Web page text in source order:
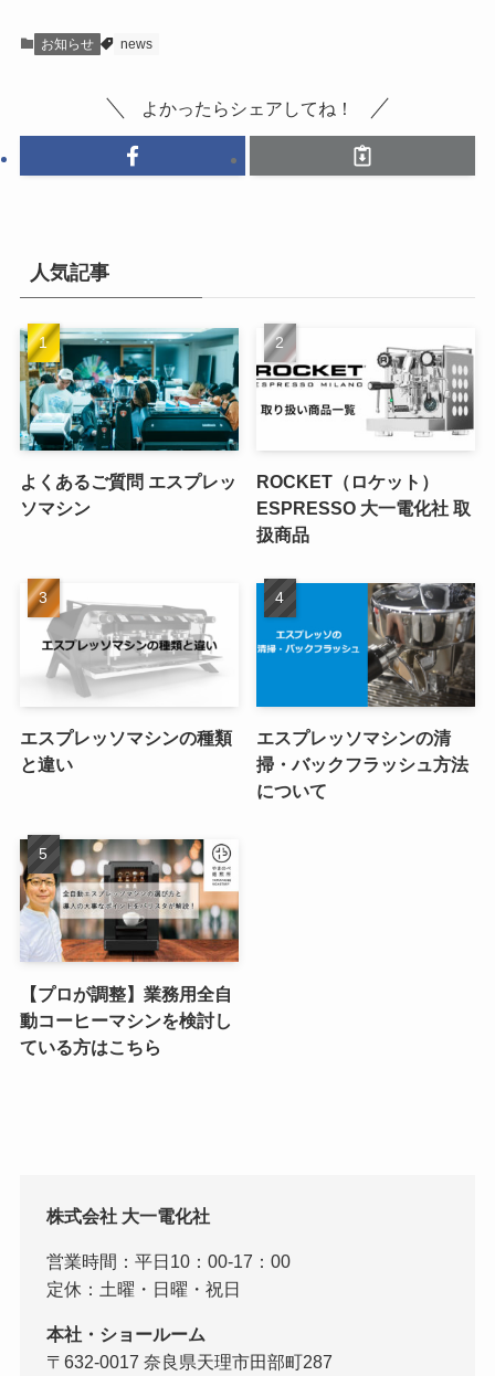
お知らせ news
よかったらシェアしてね！
人気記事
よくあるご質問 エスプレッ
ソマシン
ROCKET（ロケット）
ESPRESSO 大一電化社 取
扱商品
エスプレッソマシンの種類
と違い
エスプレッソマシンの清
掃・バックフラッシュ方法
について
【プロが調整】業務用全自
動コーヒーマシンを検討し
ている方はこちら
株式会社 大一電化社
営業時間：平日10：00-17：00
定休：土曜・日曜・祝日
本社・ショールーム
〒632-0017 奈良県天理市田部町287